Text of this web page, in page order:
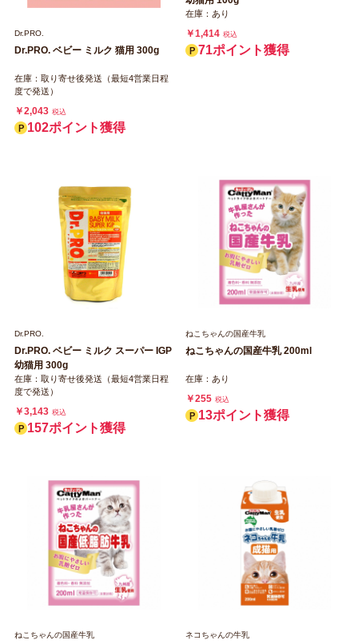
Dr.PRO.
Dr.PRO. ベビー ミルク 猫用 300g
在庫：取り寄せ後発送（最短4営業日程
度で発送）
￥2,043 税込
102ポイント獲得
在庫：あり
￥1,414 税込
71ポイント獲得
Dr.PRO.
Dr.PRO. ベビー ミルク スーパー IGP
幼猫用 300g
在庫：取り寄せ後発送（最短4営業日程
度で発送）
￥3,143 税込
157ポイント獲得
ねこちゃんの国産牛乳
ねこちゃんの国産牛乳 200ml
在庫：あり
￥255 税込
13ポイント獲得
ねこちゃんの国産牛乳 ネコちゃんの牛乳